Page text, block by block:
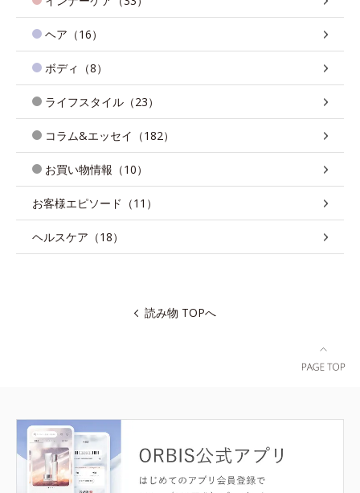
ヘア（16）
ボディ（8）
ライフスタイル（23）
コラム&エッセイ（182）
お買い物情報（10）
お客様エピソード（11）
ヘルスケア（18）
読み物 TOPへ